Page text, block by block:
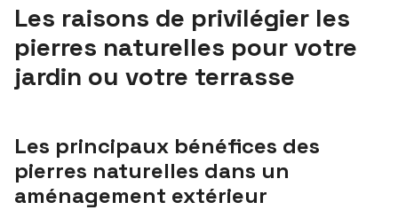
Les raisons de privilégier les
pierres naturelles pour votre
jardin ou votre terrasse
Les principaux bénéfices des
pierres naturelles dans un
aménagement extérieur